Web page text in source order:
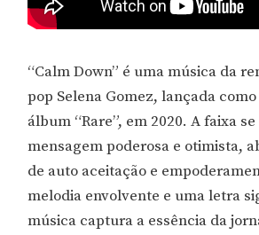
“Calm Down” é uma música da
pop Selena Gomez, lançada
álbum “Rare”, em 2020. A faixa
mensagem poderosa e otimista,
de auto aceitação e
melodia envolvente e uma letra
música captura a essência da